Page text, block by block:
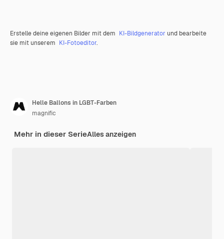
Erstelle deine eigenen Bilder mit dem KI-Bildgenerator und bearbeite
sie mit unserem KI-Fotoeditor.
Helle Ballons in LGBT-Farben
magnific
Mehr in dieser SerieAlles anzeigen